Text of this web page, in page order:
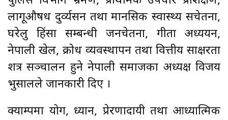
लागूऔषध दुर्व्यसन तथा मानसिक स्वास्थ्य सचेतना,
घरेलु हिंसा सम्बन्धी जनचेतना, गीता अध्ययन,
नेपाली खेल, क्रोध व्यवस्थापन तथा वित्तीय साक्षरता
शत्र सञ्चालन हुने नेपाली समाजका अध्यक्ष विजय
भुसालले जानकारी दिए ।
क्याम्पमा योग, ध्यान, प्रेरणादायी तथा आध्यात्मिक